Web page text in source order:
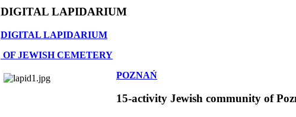
DIGITAL LAPIDARIUM
DIGITAL LAPIDARIUM
OF JEWISH CEMETERY
POZNAŃ
15-activity Jewish community of